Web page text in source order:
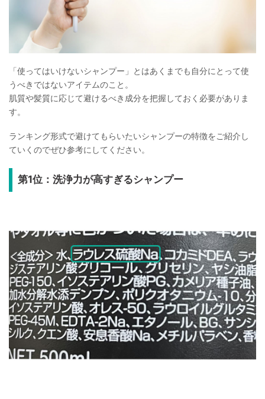
「使ってはいけないシャンプー」とはあくまでも自分にとって使
うべきではないアイテムのこと。
肌質や髪質に応じて避けるべき成分を把握しておく必要がありま
す。
ランキング形式で避けてもらいたいシャンプーの特徴をご紹介し
ていくのでぜひ参考にしてください。
第1位：洗浄力が高すぎるシャンプー